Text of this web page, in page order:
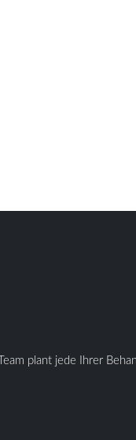
plant jede Ihrer